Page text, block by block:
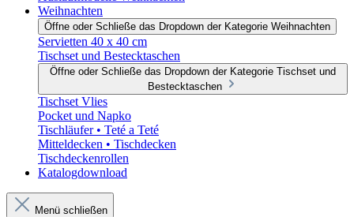
Weihnachten
Öffne oder Schließe das Dropdown der Kategorie Weihnachten
Servietten 40 x 40 cm
Tischset und Bestecktaschen
Öffne oder Schließe das Dropdown der Kategorie Tischset und
Bestecktaschen
Tischset Vlies
Pocket und Napko
Tischläufer • Teté a Teté
Mitteldecken • Tischdecken
Tischdeckenrollen
Katalogdownload
Menü schließen